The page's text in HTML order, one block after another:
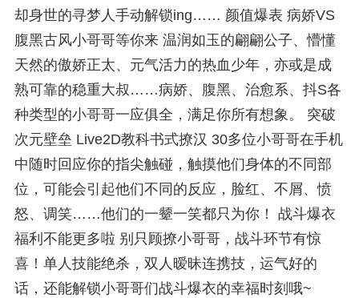
却身世的寻梦人手动解锁ing…… 颜值爆表 病娇VS
腹黑古风小哥哥等你来 温润如玉的翩翩公子、懵懂
天然的傲娇正太、元气活力的热血少年，亦或是成
熟可靠的稳重大叔……病娇、腹黑、治愈系、抖S各
种类型的小哥哥一应俱全，满足你所有想象。 突破
次元壁垒 Live2D教科书式撩汉 30多位小哥哥在手机
中随时回应你的指尖触碰，触摸他们身体的不同部
位，可能会引起他们不同的反应，脸红、不屑、愤
怒、调笑……他们的一颦一笑都只为你！ 战斗爆衣
福利不能更多啦 别只顾撩小哥哥，战斗环节有惊
喜！单人技能绝杀，双人暧昧连携技，运气好的
话，还能解锁小哥哥们战斗爆衣的幸福时刻哦~